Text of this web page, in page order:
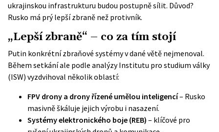
ukrajinskou infrastrukturu budou postupně sílit. Důvod?
Rusko má prý lepší zbraně než protivník.
„Lepší zbraně“ – co za tím stojí
Putin konkrétní zbraňové systémy v dané větě nejmenoval.
Během setkání ale podle analýzy Institutu pro studium války
(ISW) vyzdvihoval několik oblastí:
FPV drony a drony řízené umělou inteligencí– Rusko
masivně škáluje jejich výrobu i nasazení.
Systémy elektronického boje (REB) – klíčové pro